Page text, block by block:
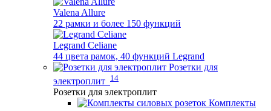
Valena Allure
22 рамки и более 150 функций
Legrand Celiane
44 цвета рамок, 40 функций Legrand
Розетки для
электроплит 14
Розетки для электроплит
Комплекты